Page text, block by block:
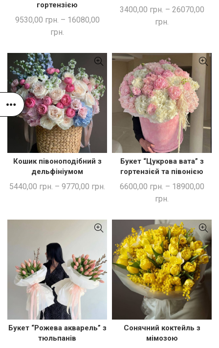
гортензією
9530,00 грн. – 16080,00
грн.
3400,00 грн. – 26070,00
грн.
ШВИДКА ПОКУПКА
Кошик півоноподібний з
дельфініумом
5440,00 грн. – 9770,00 грн.
ШВИДКА ПОКУПКА
Букет “Цукрова вата” з
гортензієй та півонією
6600,00 грн. – 18900,00
грн.
ШВИДКА ПОКУПКА
Букет “Рожева акварель” з
тюльпанів
ШВИДКА ПОКУПКА
Сонячний коктейль з
мімозою